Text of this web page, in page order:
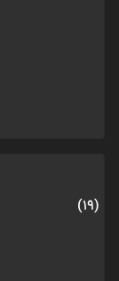
(19)